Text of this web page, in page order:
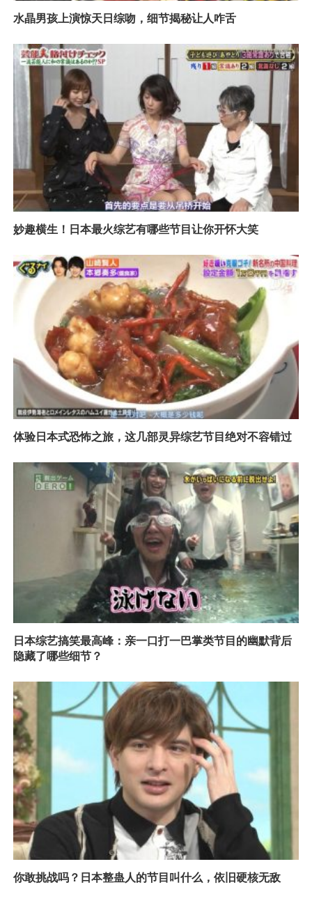
水晶男孩上演惊天日综吻，细节揭秘让人咋舌
妙趣横生！日本最火综艺有哪些节目让你开怀大笑
体验日本式恐怖之旅，这几部灵异综艺节目绝对不容错过
日本综艺搞笑最高峰：亲一口打一巴掌类节目的幽默背后
隐藏了哪些细节？
你敢挑战吗？日本整蛊人的节目叫什么，依旧硬核无敌